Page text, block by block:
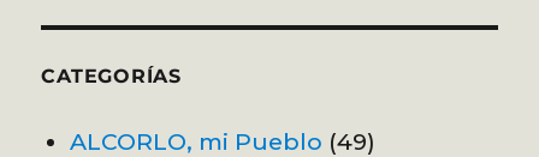
CATEGORÍAS
ALCORLO, mi Pueblo (49)